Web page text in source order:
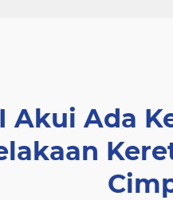
Akui Ada